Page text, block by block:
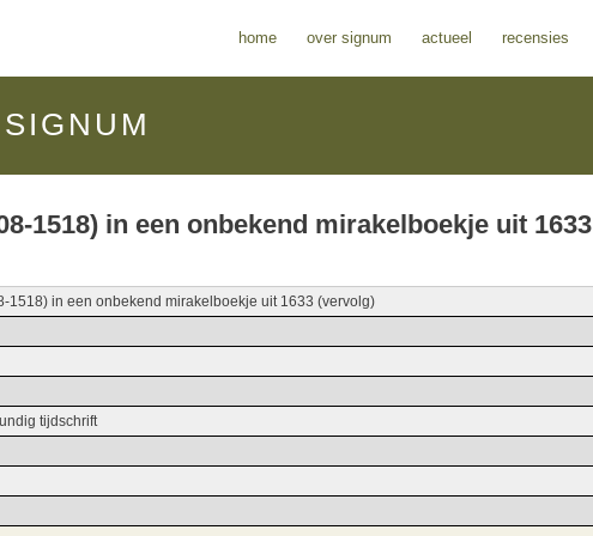
home over signum actueel recensies
SIGNUM
1518) in een onbekend mirakelboekje uit 1633
1518) in een onbekend mirakelboekje uit 1633 (vervolg)
tijdschrift